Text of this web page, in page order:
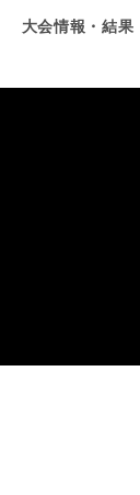
大会情報・結果